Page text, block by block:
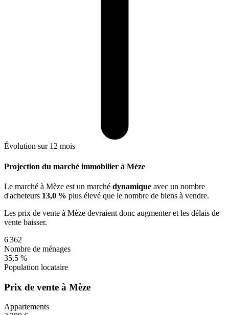
Évolution sur 12 mois
Projection du marché immobilier à Mèze
Le marché à Mèze est un marché dynamique avec un nombre
d'acheteurs 13,0 % plus élevé que le nombre de biens à vendre.
Les prix de vente à Mèze devraient donc augmenteret les délais de
vente baisser.
6 362
Nombre de ménages
35,5 %
Population locataire
Prix de vente à Mèze
Appartements